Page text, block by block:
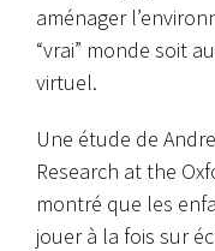
aménager
“vrai” monde soit
virtuel.
Une étude de
Research at the
montré que les
jouer à la fois sur